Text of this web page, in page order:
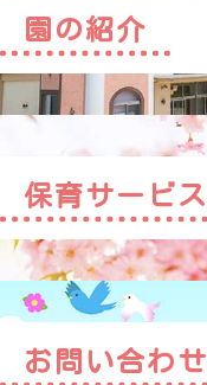
園の紹介
保育サービス
お問い合わせ